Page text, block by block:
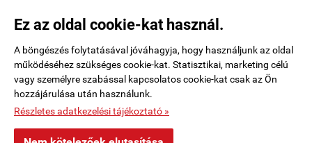
Ez az oldal cookie-kat használ.
A böngészés folytatásával jóváhagyja, hogy használjunk az oldal
működéséhez szükséges cookie-kat. Statisztikai, marketing célú
vagy személyre szabással kapcsolatos cookie-kat csak az Ön
hozzájárulása után használunk.
Részletes adatkezelési tájékoztató »
Rendelési feltételek|Elérhetőségek|Kosár tartalma, megrendelés
Oldaltérkép|
motoshop.startuzlet.hu - SB Motoralkatrész Kft.